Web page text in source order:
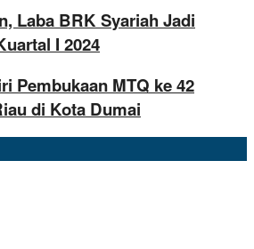
Laba BRK Syariah Jadi
I 2024
Pembukaan MTQ ke 42
di Kota Dumai